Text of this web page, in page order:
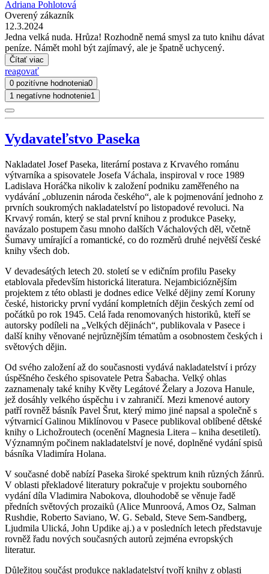
Adriana Pohlotová
Overený zákazník
12.3.2024
Jedna velká nuda. Hrůza! Rozhodně nemá smysl za tuto knihu dávat
peníze. Námět mohl být zajímavý, ale je špatně uchycený.
Čítať viac
reagovať
0 pozitívne hodnotenia0
1 negatívne hodnotenie1
Vydavateľstvo Paseka
Nakladatel Josef Paseka, literární postava z Krvavého románu
výtvarníka a spisovatele Josefa Váchala, inspiroval v roce 1989
Ladislava Horáčka nikoliv k založení podniku zaměřeného na
vydávání „obluzenin národa českého“, ale k pojmenování jednoho z
prvních soukromých nakladatelství po listopadové revoluci. Na
Krvavý román, který se stal první knihou z produkce Paseky,
navázalo postupem času mnoho dalších Váchalových děl, včetně
Šumavy umírající a romantické, co do rozměrů druhé největší české
knihy všech dob.
V devadesátých letech 20. století se v edičním profilu Paseky
etablovala především historická literatura. Nejambicióznějším
projektem z této oblasti je dodnes edice Velké dějiny zemí Koruny
české, historicky první vydání kompletních dějin českých zemí od
počátků po rok 1945. Celá řada renomovaných historiků, kteří se
autorsky podíleli na „Velkých dějinách“, publikovala v Pasece i
další knihy věnované nejrůznějším tématům a osobnostem českých i
světových dějin.
Od svého založení až do současnosti vydává nakladatelství i prózy
úspěšného českého spisovatele Petra Šabacha. Velký ohlas
zaznamenaly také knihy Květy Legátové Želary a Jozova Hanule,
jež dosáhly velkého úspěchu i v zahraničí. Mezi kmenové autory
patří rovněž básník Pavel Šrut, který mimo jiné napsal a společně s
výtvarnicí Galinou Miklínovou v Pasece publikoval oblíbené dětské
knihy o Lichožroutech (ocenění Magnesia Litera – kniha desetiletí).
Významným počinem nakladatelství je nové, doplněné vydání spisů
básníka Vladimíra Holana.
V současné době nabízí Paseka široké spektrum knih různých žánrů.
V oblasti překladové literatury pokračuje v projektu souborného
vydání díla Vladimira Nabokova, dlouhodobě se věnuje řadě
předních světových prozaiků (Alice Munroová, Amos Oz, Salman
Rushdie, Roberto Saviano, W. G. Sebald, Steve Sem-Sandberg,
Ljudmila Ulická, John Updike aj.) a v posledních letech představuje
rovněž řadu nových současných autorů zejména evropských
literatur.
Důležitou součást produkce nakladatelství tvoří knihy z oblasti